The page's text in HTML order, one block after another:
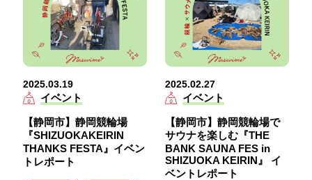
2025.03.19
イベント
【静岡市】静岡競輪場
『SHIZUOKAKEIRIN
THANKS FESTA』イベン
トレポート
2025.02.27
イベント
【静岡市】静岡競輪場で
サウナを楽しむ『THE
BANK SAUNA FES in
SHIZUOKA KEIRIN』 イ
ベントレポート